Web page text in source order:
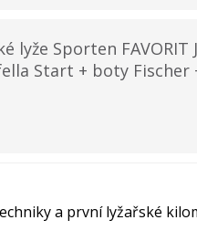
lyže Sporten FAVORIT
Start + boty Fischer
a první lyžařské